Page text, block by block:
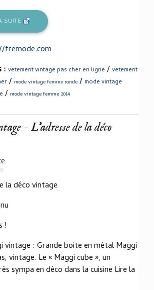
SUITE
: vetement vintage pas cher en ligne / vetement
/ mode vintage femme ronde / mode vintage
/ mode vintage femme 2014
- L'adresse de la déco
la déco vintage
!
vintage : Grande boite en métal Maggi
vintage. Le « Maggi cube », un
sympa en déco dans la cuisine Lire la